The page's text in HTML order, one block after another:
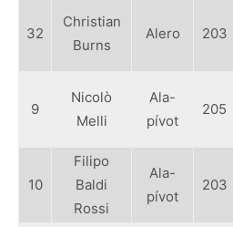
32
Christian
Burns
Alero 203
9
Nicolò
Melli
Ala-
pívot
205
10
Filipo
Baldi
Rossi
Ala-
pívot
203